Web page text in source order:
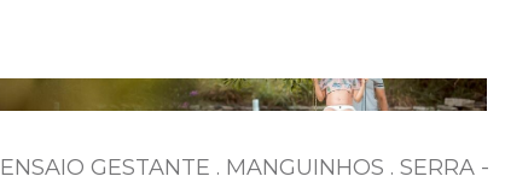
ENSAIO GESTANTE . MANGUINHOS . SERRA -